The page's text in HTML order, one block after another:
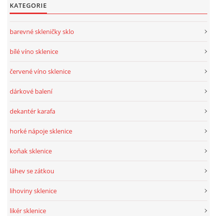
KATEGORIE
barevné skleničky sklo
bílé víno sklenice
červené víno sklenice
dárkové balení
dekantér karafa
horké nápoje sklenice
koňak sklenice
láhev se zátkou
lihoviny sklenice
likér sklenice